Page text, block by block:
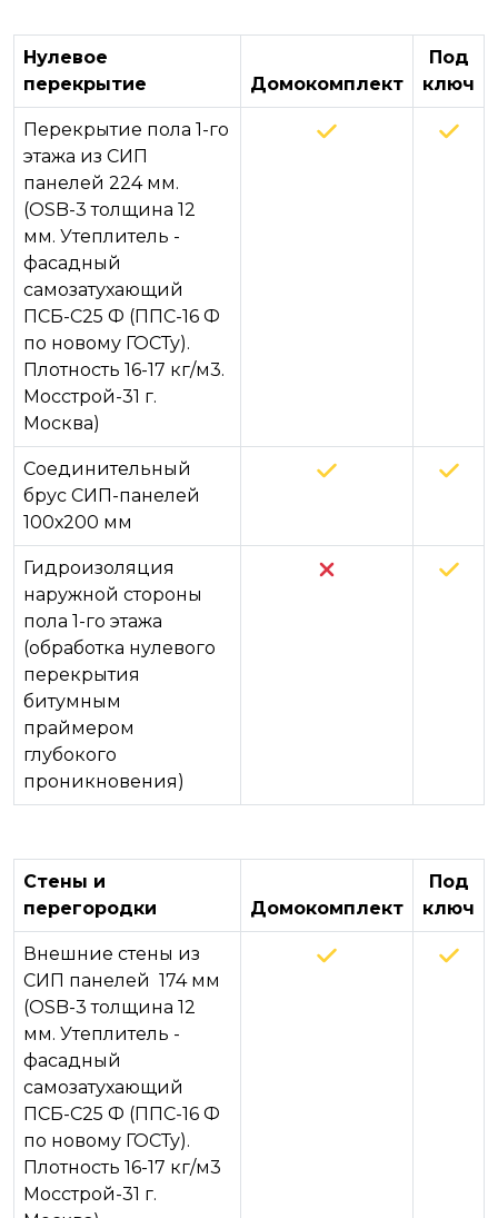
Нулевое
перекрытие
Домокомплект
Под
ключ
Перекрытие пола 1-го
этажа из СИП
панелей 224 мм.
(OSB-3 толщина 12
мм. Утеплитель -
фасадный
самозатухающий
ПСБ-С25 Ф (ППС-16 Ф
по новому ГОСТу).
Плотность 16-17 кг/м3.
Мосстрой-31 г.
Москва)
Соединительный
брус СИП-панелей
100х200 мм
Гидроизоляция
наружной стороны
пола 1-го этажа
(обработка нулевого
перекрытия
битумным
праймером
глубокого
проникновения)
Стены и
перегородки
Домокомплект
Под
ключ
Внешние стены из
СИП панелей 174 мм
(OSB-3 толщина 12
мм. Утеплитель -
фасадный
самозатухающий
ПСБ-С25 Ф (ППС-16 Ф
по новому ГОСТу).
Плотность 16-17 кг/м3
Мосстрой-31 г.